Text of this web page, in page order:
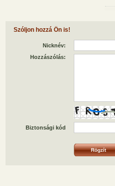
Szóljon hozzá Ön is!
Nicknév:
Hozzászólás:
Biztonsági kód